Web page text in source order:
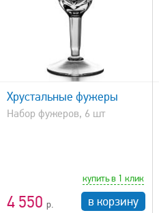
Хрустальные фужеры
Набор фужеров, 6 шт
4 550
купить в 1 клик
в корзину
быстрый просмотр